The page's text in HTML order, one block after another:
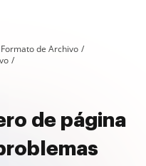
de Archivo
de página